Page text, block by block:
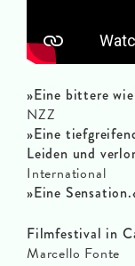
»Eine bittere
NZZ
»Eine
Leiden und
International
»Eine
Filmfestival in
Marcello Fonte